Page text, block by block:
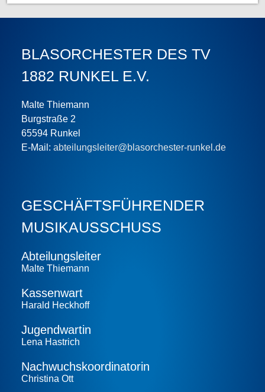
BLASORCHESTER DES TV
1882 RUNKEL E.V.
Malte Thiemann
Burgstraße 2
65594 Runkel
E-Mail: abteilungsleiter@blasorchester-runkel.de
GESCHÄFTS­FÜHRENDER
MUSIKAUSSCHUSS
Abteilungs­leiter
Malte Thiemann
Kassenwart
Harald Heckhoff
Jugendwartin
Lena Hastrich
Nachwuchs­koordinatorin
Christina Ott